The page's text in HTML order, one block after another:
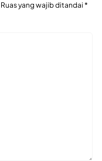
Ruas yang wajib ditandai *